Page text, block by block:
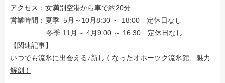
アクセス：女満別空港から車で約20分
営業時間：夏季 5月～10月8:30 ～ 18:00 定休日なし
冬季 11月～ 4月9:00 ～ 16:30 定休日なし
【関連記事】
いつでも流氷に出会える♪新しくなったオホーツク流氷館、魅力
解剖！